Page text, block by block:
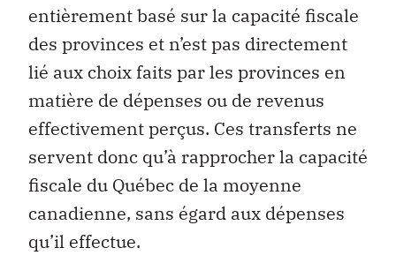
entièrement basé sur la capacité fiscale
des provinces et n’est pas directement
lié aux choix faits par les provinces en
matière de dépenses ou de revenus
effectivement perçus. Ces transferts ne
servent donc qu’à rapprocher la capacité
fiscale du Québec de la moyenne
canadienne, sans égard aux dépenses
qu’il effectue.